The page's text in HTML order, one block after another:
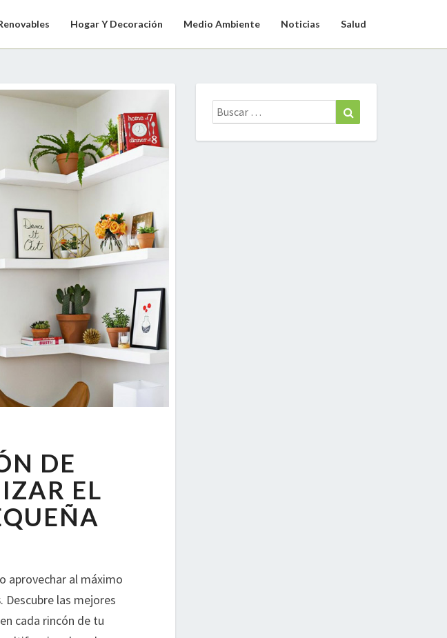
Hogar Y Decoración Medio Ambiente Noticias Salud
DE
EL
aprovechar al máximo
. Descubre las mejores
cada rincón de tu
Buscar: